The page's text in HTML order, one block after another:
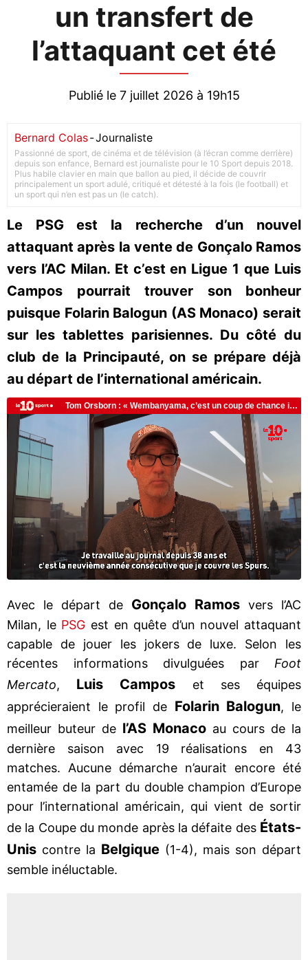
un transfert de
l’attaquant cet été
Publié le 7 juillet 2026 à 19h15
Bernard Colas-Journaliste
Passionné de sport, de cinéma et de télévision (à l’écran comme derrière)
depuis son enfance, Bernard est journaliste pour le 10 Sport depuis 2018.
Plus habile clavier en main que ballon au pied, il décide de couvrir
principalement un sport adulé, critiqué et détesté à la fois (le football) et
un sport qui n’en est pas un (le catch).
Le PSG est la recherche d’un nouvel
attaquant après la vente de Gonçalo Ramos
vers l’AC Milan. Et c’est en Ligue 1 que Luis
Campos pourrait trouver son bonheur
puisque Folarin Balogun (AS Monaco) serait
sur les tablettes parisiennes. Du côté du
club de la Principauté, on se prépare déjà
au départ de l’international américain.
Avec le départ de Gonçalo Ramos vers l’AC
Milan, le PSG est en quête d’un nouvel attaquant
capable de jouer les jokers de luxe. Selon les
récentes informations divulguées par Foot
Mercato, Luis Campos et ses équipes
apprécieraient le profil de Folarin Balogun, le
meilleur buteur de l’AS Monaco au cours de la
dernière saison avec 19 réalisations en 43
matches. Aucune démarche n’aurait encore été
entamée de la part du double champion d’Europe
pour l’international américain, qui vient de sortir
de la Coupe du monde après la défaite des États-
Unis contre la Belgique (1-4), mais son départ
semble inéluctable.